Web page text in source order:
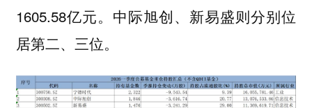
1605.58亿元。中际旭创、新易盛则分别位
居第二、三位。